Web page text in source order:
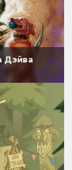
Дэйва